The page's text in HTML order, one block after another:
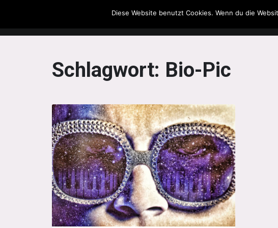
The Howling Men
Schlagwort: Bio-Pic
Diese Website benutzt Cookies. Wenn du die